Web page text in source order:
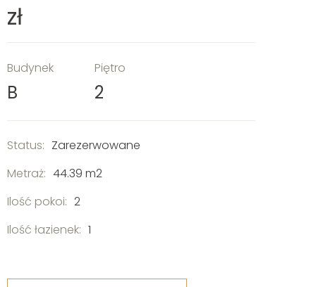
zł
Budynek
B
Piętro
2
Status: Zarezerwowane
Metraż: 44.39 m2
Ilość pokoi: 2
Ilość łazienek: 1